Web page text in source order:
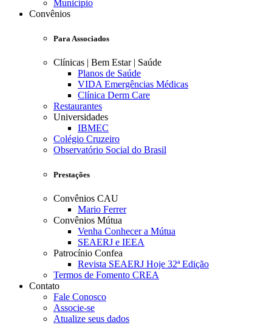
Município
Convênios
Para Associados
Clínicas | Bem Estar | Saúde
Planos de Saúde
VIDA Emergências Médicas
Clínica Derm Care
Restaurantes
Universidades
IBMEC
Colégio Cruzeiro
Observatório Social do Brasil
Prestações
Convênios CAU
Mario Ferrer
Convênios Mútua
Venha Conhecer a Mútua
SEAERJ e IEEA
Patrocínio Confea
Revista SEAERJ Hoje 32ª Edição
Termos de Fomento CREA
Contato
Fale Conosco
Associe-se
Atualize seus dados